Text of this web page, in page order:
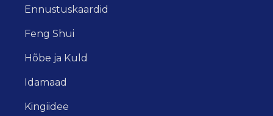
Ennustuskaardid
Feng Shui
Hõbe ja Kuld
Idamaad
Kingiidee